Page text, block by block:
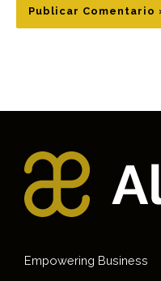
Empowering Business